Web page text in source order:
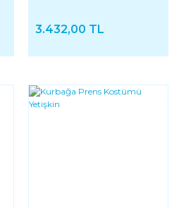
3.432,00 TL